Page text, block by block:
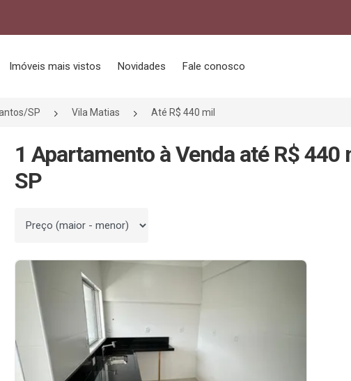
Imóveis mais vistos Novidades Fale conosco
SP Vila Matias Até R$ 440 mil
1 Apartamento à Venda até R$
SP
Ordenar por